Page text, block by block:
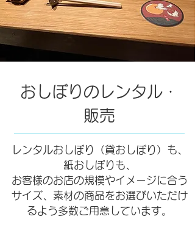
おしぼりのレンタル・
販売
レンタルおしぼり（貸おしぼり）も、
紙おしぼりも、
お客様のお店の規模やイメージに合う
サイズ、素材の商品をお選びいただけ
るよう多数ご用意しています。